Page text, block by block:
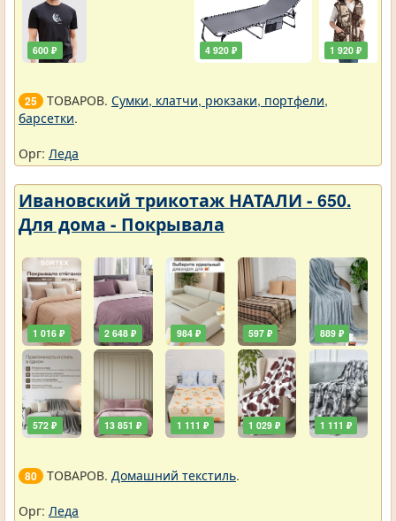
600 ₽ 4 920 ₽ 1 920 ₽
25 ТОВАРОВ. Сумки, клатчи, рюкзаки, портфели,
барсетки.
Орг: Леда
Ивановский трикотаж НАТАЛИ - 650.
Для дома - Покрывала
1 016 ₽
572 ₽
2 648 ₽
13 851 ₽
984 ₽
1 111 ₽
597 ₽
1 029 ₽
889 ₽
1 111 ₽
80 ТОВАРОВ. Домашний текстиль.
Орг: Леда